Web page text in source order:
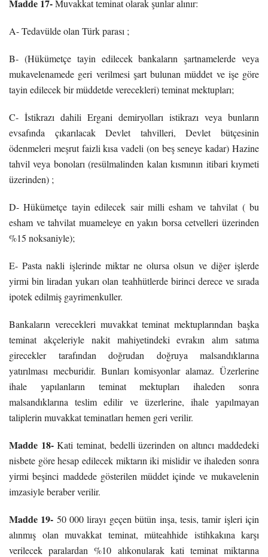
Madde 17-Muvakkat teminat olarak şunlar alınır:
A- Tedavülde olan Türk parası ;
B- (Hükümetçe tayin edilecek bankaların şartnamelerde veya
mukavelenamede geri verilmesi şart bulunan müddet ve işe göre
tayin edilecek bir müddetde verecekleri) teminat mektupları;
C- İstikrazı dahili Ergani demiryolları istikrazı veya bunların
evsafında çıkarılacak Devlet tahvilleri, Devlet bütçesinin
ödenmeleri meşrut faizli kısa vadeli (on beş seneye kadar) Hazine
tahvil veya bonoları (resülmalinden kalan kısmının itibari kıymeti
üzerinden) ;
D- Hükümetçe tayin edilecek sair milli esham ve tahvilat ( bu
esham ve tahvilat muameleye en yakın borsa cetvelleri üzerinden
%15 noksaniyle);
E- Pasta nakli işlerinde miktar ne olursa olsun ve diğer işlerde
yirmi bin liradan yukarı olan teahhütlerde birinci derece ve sırada
ipotek edilmiş gayrimenkuller.
Bankaların verecekleri muvakkat teminat mektuplarından başka
teminat akçeleriyle nakit mahiyetindeki evrakın alım satıma
girecekler tarafından doğrudan doğruya malsandıklarına
yatırılması mecburidir. Bunları komisyonlar alamaz. Üzerlerine
ihale yapılanların teminat mektupları ihaleden sonra
malsandıklarına teslim edilir ve üzerlerine, ihale yapılmayan
taliplerin muvakkat teminatları hemen geri verilir.
Madde 18-Kati teminat, bedelli üzerinden on altıncı maddedeki
nisbete göre hesap edilecek miktarın iki mislidir ve ihaleden sonra
yirmi beşinci maddede gösterilen müddet içinde ve mukavelenin
imzasiyle beraber verilir.
Madde 19- 50 000 lirayı geçen bütün inşa, tesis, tamir işleri için
alınmış olan muvakkat teminat, müteahhide istihkakına karşı
verilecek paralardan %10 alıkonularak kati teminat miktarına